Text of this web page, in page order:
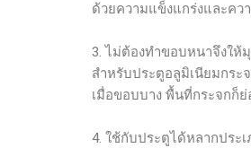
ด้วยความแข็งแกร่งและคว
3. ไม่ต้องทำขอบหนาจึงให้
สำหรับประตูอลูมิเนียมกร
เมื่อขอบบาง พื้นที่กระจกก็
4. ใช้กับประตูได้หลากประเ